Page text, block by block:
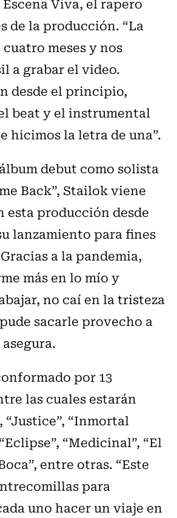
de la producción. “La
meses y nos
a grabar el video.
desde el principio,
beat y el instrumental
hicimos la letra de una”.
debut como solista
Back”, Stailok viene
esta producción desde
lanzamiento para fines
a la pandemia,
más en lo mío y
no caí en la tristeza
sacarle provecho a
por 13
las cuales estarán
“Justice”, “Inmortal
“Medicinal”, “El
entre otras. “Este
para
uno hacer un viaje en